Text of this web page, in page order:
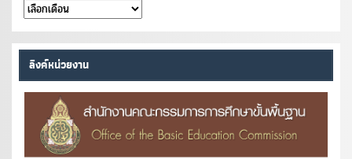
คลัง
หนังสือ
ลิงค์หน่วยงาน